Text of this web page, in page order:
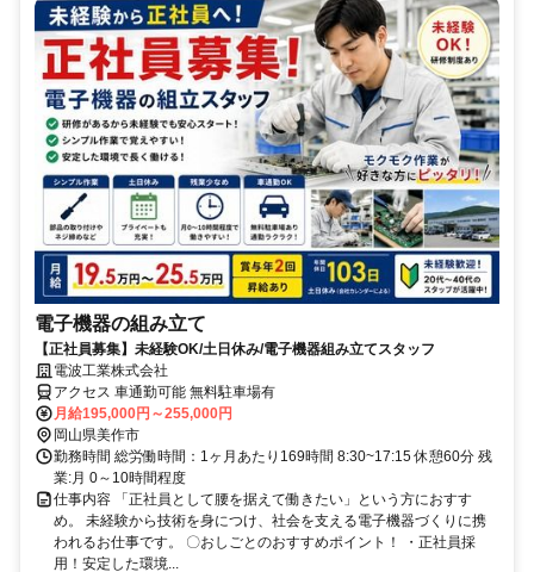
電子機器の組み立て
【正社員募集】未経験OK/土日休み/電子機器組み立てスタッフ
電波工業株式会社
アクセス 車通勤可能 無料駐車場有
月給195,000円～255,000円
岡山県美作市
勤務時間 総労働時間：1ヶ月あたり169時間 8:30~17:15 休憩60分 残
業:月 0～10時間程度
仕事内容 「正社員として腰を据えて働きたい」という方におすす
め。 未経験から技術を身につけ、社会を支える電子機器づくりに携
われるお仕事です。 〇おしごとのおすすめポイント！ ・正社員採
用！安定した環境...